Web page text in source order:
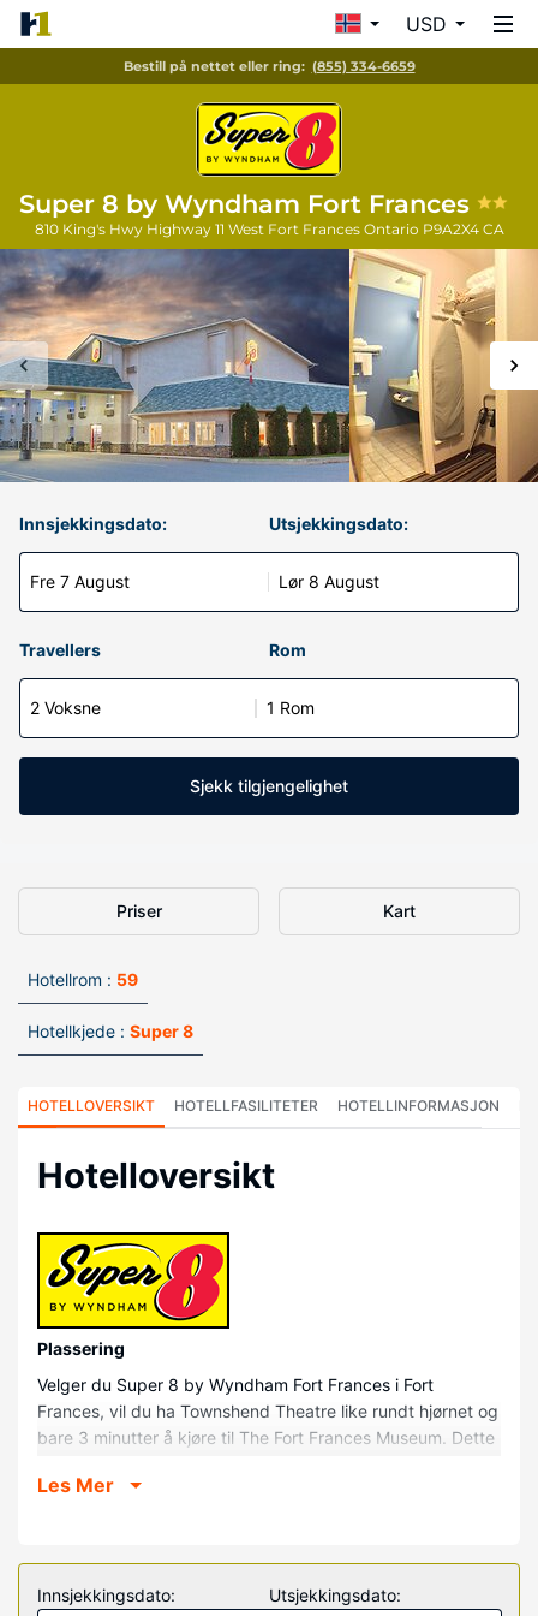
USD
Bestill på nettet eller ring: (855) 334-6659
Super 8 by Wyndham Fort Frances
810 King's Hwy Highway 11 West Fort Frances Ontario P9A2X4 CA
Innsjekkingsdato:
Fre 7 August
Utsjekkingsdato:
Lør 8 August
Travellers Rom
2 Voksne 1 Rom
Sjekk tilgjengelighet
Priser Kart
Hotellrom : 59
Hotellkjede : Super 8
HOTELLOVERSIKT HOTELLFASILITETER HOTELLINFORMASJON
Hotelloversikt
Plassering
Velger du Super 8 by Wyndham Fort Frances i Fort
Frances, vil du ha Townshend Theatre like rundt hjørnet og
bare 3 minutter å kjøre til The Fort Frances Museum. Dette
nasjonalpark og 1,8 mi (2,9 km) unna St Mary's romersk-
Føl deg som hjemme i et av de 59 aircondition-avkjølte
Les Mer
Innsjekkingsdato: Utsjekkingsdato: